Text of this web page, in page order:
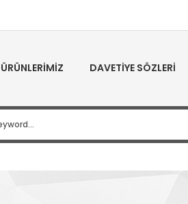
ÜRÜNLERIMIZ DAVETIYE SÖZLERI